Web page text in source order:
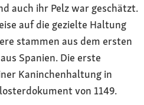
auch ihr Pelz war geschätzt.
auf die gezielte Haltung
stammen aus dem ersten
Spanien. Die erste
Kaninchenhaltung in
von 1149.